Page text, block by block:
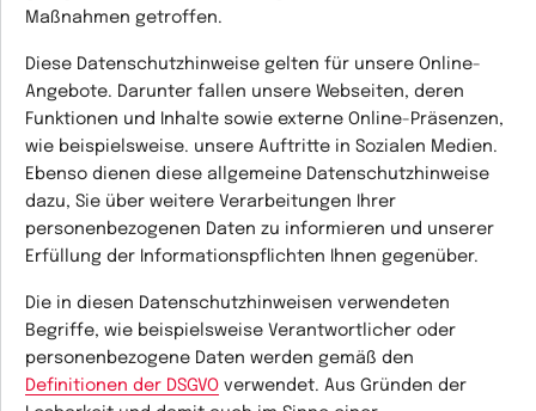
Maßnahmen getroffen.
Diese Datenschutzhinweise gelten für unsere Online-
Angebote. Darunter fallen unsere Webseiten, deren
Funktionen und Inhalte sowie externe Online-Präsenzen,
wie beispielsweise. unsere Auftritte in Sozialen Medien.
Ebenso dienen diese allgemeine Datenschutzhinweise
dazu, Sie über weitere Verarbeitungen Ihrer
personenbezogenen Daten zu informieren und unserer
Erfüllung der Informationspflichten Ihnen gegenüber.
Die in diesen Datenschutzhinweisen verwendeten
Begriffe, wie beispielsweise Verantwortlicher oder
personenbezogene Daten werden gemäß den
Definitionen der DSGVO verwendet. Aus Gründen der